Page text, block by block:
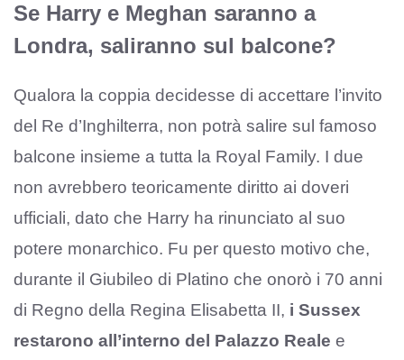
Se Harry e Meghan saranno a
Londra, saliranno sul balcone?
Qualora la coppia decidesse di accettare l’invito
del Re d’Inghilterra, non potrà salire sul famoso
balcone insieme a tutta la Royal Family. I due
non avrebbero teoricamente diritto ai doveri
ufficiali, dato che Harry ha rinunciato al suo
potere monarchico. Fu per questo motivo che,
durante il Giubileo di Platino che onorò i 70 anni
di Regno della Regina Elisabetta II, i Sussex
restarono all’interno del Palazzo Reale e